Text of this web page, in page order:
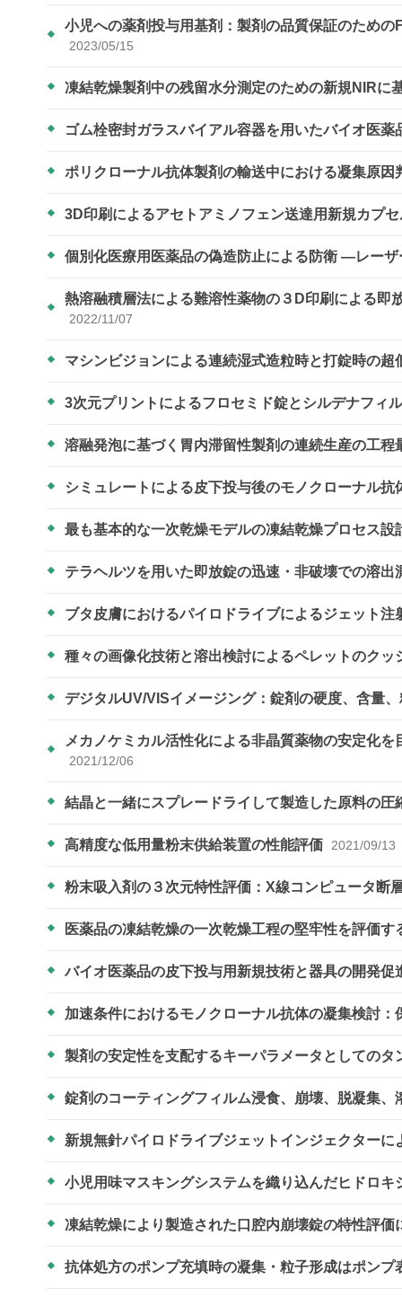
小児への薬剤投与用基剤：製剤の品質保証のため
2023/05/15
凍結乾燥製剤中の残留水分測定のための新規NIRに
ゴム栓密封ガラスバイアル容器を用いたバイオ医
ポリクローナル抗体製剤の輸送中における凝集原
3D印刷によるアセトアミノフェン送達用新規カプ
個別化医療用医薬品の偽造防止による防衛 ―レー
熱溶融積層法による難溶性薬物の３D印刷による即
2022/11/07
マシンビジョンによる連続湿式造粒時と打錠時の
3次元プリントによるフロセミド錠とシルデナフィ
溶融発泡に基づく胃内滞留性製剤の連続生産の工程
シミュレートによる皮下投与後のモノクローナル抗
最も基本的な一次乾燥モデルの凍結乾燥プロセス
テラヘルツを用いた即放錠の迅速・非破壊での溶出
ブタ皮膚におけるパイロドライブによるジェット
種々の画像化技術と溶出検討によるペレットのク
デジタルUV/VISイメージング：錠剤の硬度、含量
メカノケミカル活性化による非晶質薬物の安定化
2021/12/06
結晶と一緒にスプレードライして製造した原料の
高精度な低用量粉末供給装置の性能評価 2021/09/13
粉末吸入剤の３次元特性評価：X線コンピュータ断
医薬品の凍結乾燥の一次乾燥工程の堅牢性を評価
バイオ医薬品の皮下投与用新規技術と器具の開発促
加速条件におけるモノクローナル抗体の凝集検討
製剤の安定性を支配するキーパラメータとしての
錠剤のコーティングフィルム浸食、崩壊、脱凝集
新規無針パイロドライブジェットインジェクター
小児用味マスキングシステムを織り込んだヒドロ
凍結乾燥により製造された口腔内崩壊錠の特性評
抗体処方のポンプ充填時の凝集・粒子形成はポン